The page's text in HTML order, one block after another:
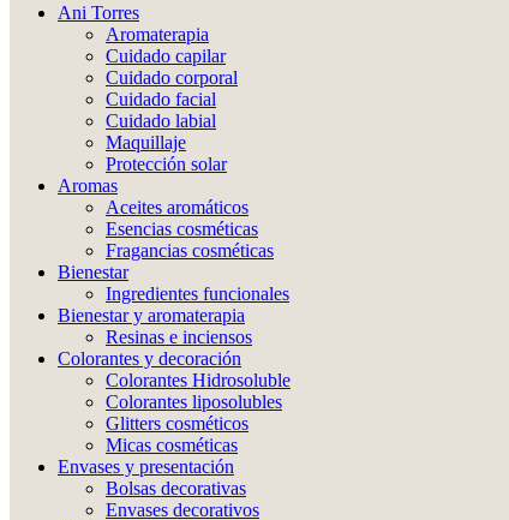
Ani Torres
Aromaterapia
Cuidado capilar
Cuidado corporal
Cuidado facial
Cuidado labial
Maquillaje
Protección solar
Aromas
Aceites aromáticos
Esencias cosméticas
Fragancias cosméticas
Bienestar
Ingredientes funcionales
Bienestar y aromaterapia
Resinas e inciensos
Colorantes y decoración
Colorantes Hidrosoluble
Colorantes liposolubles
Glitters cosméticos
Micas cosméticas
Envases y presentación
Bolsas decorativas
Envases decorativos